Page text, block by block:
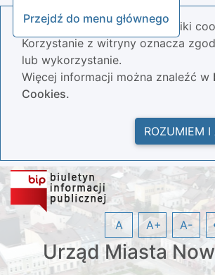
Przejdź do menu głównego
Nasza strona wykorzystuje pliki
Korzystanie z witryny oznacza
lub wykorzystanie.
Więcej informacji można znaleźć w
Cookies.
ROZUMIEM I
Urząd Miasta
A A+ A-